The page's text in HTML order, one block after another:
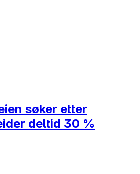
søker etter
deltid 30 %